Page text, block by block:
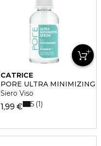
CATRICE
PORE ULTRA MINIMIZING
Siero Viso
1,99 € 5 1